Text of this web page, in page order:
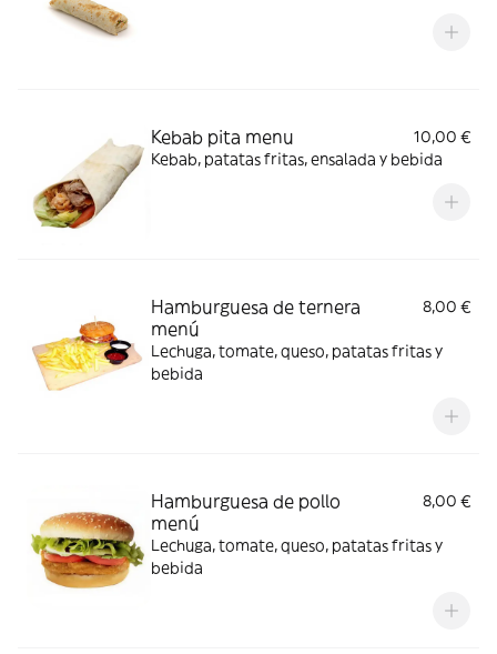
Kebab pita menu
10,00 €
Kebab, patatas fritas, ensalada y bebida
Hamburguesa de ternera
menú
8,00 €
Lechuga, tomate, queso, patatas fritas y
bebida
Hamburguesa de pollo
menú
8,00 €
Lechuga, tomate, queso, patatas fritas y
bebida